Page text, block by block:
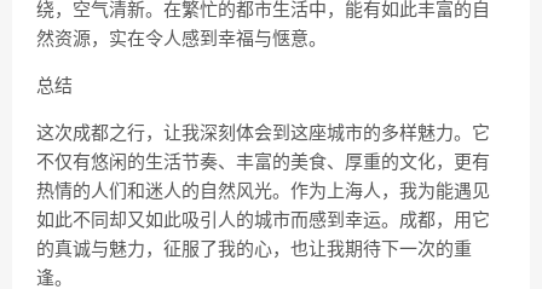
绕，空气清新。在繁忙的都市生活中，能有如此丰富的自
然资源，实在令人感到幸福与惬意。
总结
这次成都之行，让我深刻体会到这座城市的多样魅力。它
不仅有悠闲的生活节奏、丰富的美食、厚重的文化，更有
热情的人们和迷人的自然风光。作为上海人，我为能遇见
如此不同却又如此吸引人的城市而感到幸运。成都，用它
的真诚与魅力，征服了我的心，也让我期待下一次的重
逢。